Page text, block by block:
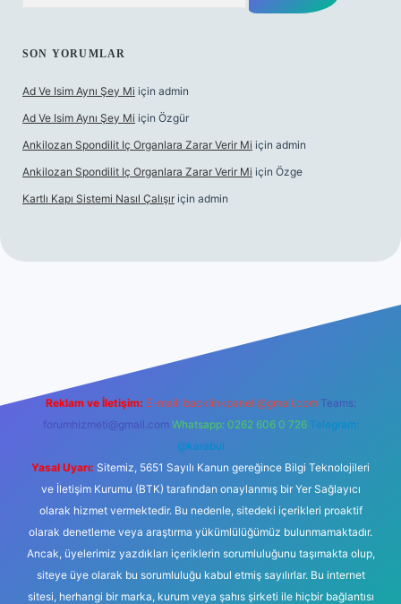
SON YORUMLAR
Ad Ve Isim Aynı Şey Mi için admin
Ad Ve Isim Aynı Şey Mi için Özgür
Ankilozan Spondilit Iç Organlara Zarar Verir Mi için admin
Ankilozan Spondilit Iç Organlara Zarar Verir Mi için Özge
Kartlı Kapı Sistemi Nasıl Çalışır için admin
Reklam ve İletişim: E-mail: backlinkpaneli@gmail.com Teams:
forumhizmeti@gmail.com Whatsapp: 0262 606 0 726 Telegram:
@karabul
Yasal Uyarı: Sitemiz, 5651 Sayılı Kanun gereğince Bilgi Teknolojileri
ve İletişim Kurumu (BTK) tarafından onaylanmış bir Yer Sağlayıcı
olarak hizmet vermektedir. Bu nedenle, sitedeki içerikleri proaktif
olarak denetleme veya araştırma yükümlülüğümüz bulunmamaktadır.
Ancak, üyelerimiz yazdıkları içeriklerin sorumluluğunu taşımakta olup,
siteye üye olarak bu sorumluluğu kabul etmiş sayılırlar. Bu internet
sitesi, herhangi bir marka, kurum veya şahıs şirketi ile hiçbir bağlantısı